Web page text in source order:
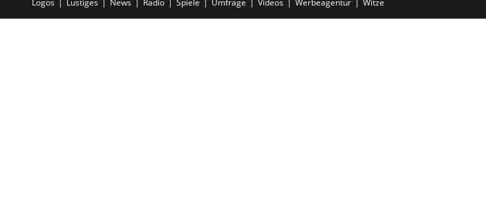
Logos Lustiges News Radio Spiele Umfrage Videos Werbeagentur Witze